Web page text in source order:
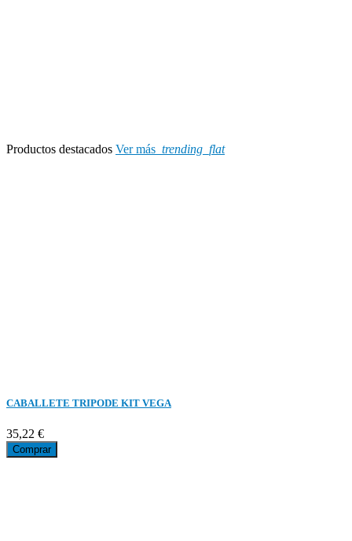
Productos destacados Ver más trending_flat
CABALLETE TRIPODE KIT VEGA
35,22 €
Comprar